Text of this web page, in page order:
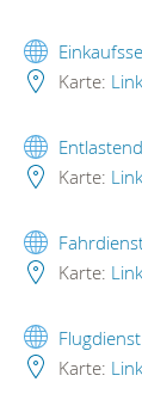
Karte:
Karte:
Karte:
Flugdienst
Karte: